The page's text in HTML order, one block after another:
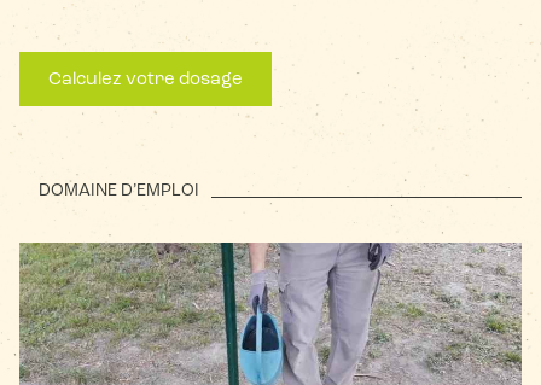
Calculez votre dosage
DOMAINE D’EMPLOI